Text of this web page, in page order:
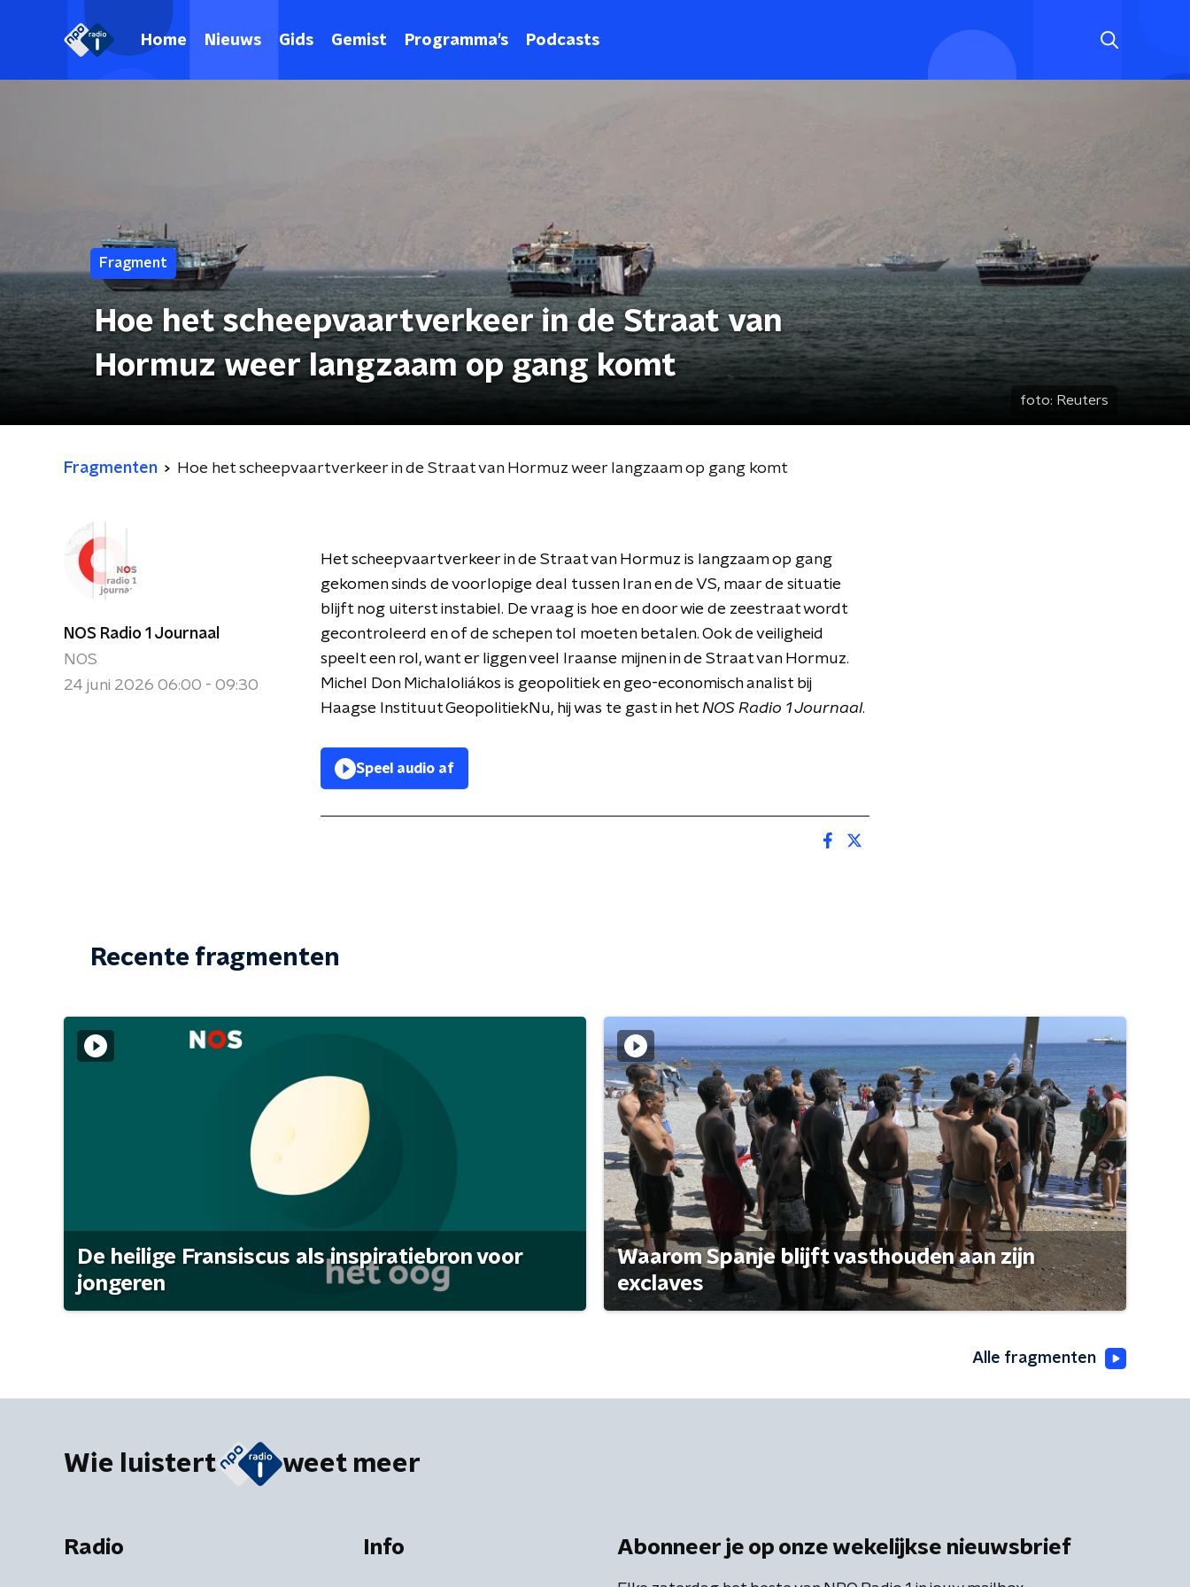
Home Nieuws Gids Gemist Programma's Podcasts
Fragment
Hoe het scheepvaartverkeer in de Straat van
Hormuz weer langzaam op gang komt
foto: Reuters
Fragmenten Hoe het scheepvaartverkeer in de Straat van Hormuz weer langzaam op gang komt
NOS Radio 1 Journaal
NOS
24 juni 2026 06:00 - 09:30
Het scheepvaartverkeer in de Straat van Hormuz is langzaam op gang
gekomen sinds de voorlopige deal tussen Iran en de VS, maar de situatie
blijft nog uiterst instabiel. De vraag is hoe en door wie de zeestraat wordt
gecontroleerd en of de schepen tol moeten betalen. Ook de veiligheid
speelt een rol, want er liggen veel Iraanse mijnen in de Straat van Hormuz.
Michel Don Michaloliákos is geopolitiek en geo-economisch analist bij
Haagse Instituut GeopolitiekNu, hij was te gast in het NOS Radio 1 Journaal.
Speel audio af
Recente fragmenten
De heilige Fransiscus als inspiratiebron voor
jongeren
Waarom Spanje blijft vasthouden aan zijn
exclaves
Alle fragmenten
Wie luistert weet meer
Radio Info Abonneer je op onze wekelijkse nieuwsbrief